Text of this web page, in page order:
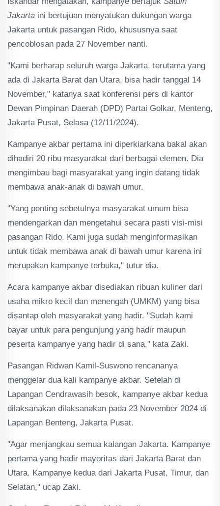
Jakarta ini bertujuan menyatukan dukungan warga
Jakarta untuk pasangan Rido, khususnya saat
pencoblosan pada 27 November nanti.
"Kami berharap seluruh warga Jakarta, terutama yang
ada di Jakarta Barat dan Utara, bisa hadir tanggal 14
November," katanya saat konferensi pers di kantor
Dewan Pimpinan Daerah (DPD) Partai Golkar, Menteng,
Jakarta Pusat, Selasa (12/11/2024).
Kampanye akbar pertama ini diperkiarkana bakal akan
dihadiri 20 ribu masyarakat dari berbagai elemen. Dia
mengimbau bagi masyarakat yang ingin datang tidak
membawa anak-anak di bawah umur.
"Yang penting sebetulnya masyarakat umum bisa
mendengarkan dan mengetahui secara pasti visi-misi
pasangan Rido. Kami juga sudah menginformasikan
untuk tidak membawa anak di bawah umur karena ini
merupakan kampanye terbuka," tutur dia.
Acara kampanye akbar disediakan ribuan kuliner dari
usaha mikro kecil dan menengah (UMKM) yang bisa
disantap oleh masyarakat yang hadir. "Sudah kami
bayar untuk para pengunjung yang hadir maupun
peserta kampanye yang hadir di sana," kata Zaki.
Pasangan Ridwan Kamil-Suswono rencananya
menggelar dua kali kampanye akbar. Setelah di
Lapangan Cendrawasih besok, kampanye akbar kedua
dilaksanakan dilaksanakan pada 23 November 2024 di
Lapangan Benteng, Jakarta Pusat.
"Agar menjangkau semua kalangan Jakarta. Kampanye
pertama yang hadir mayoritas dari Jakarta Barat dan
Utara. Kampanye kedua dari Jakarta Pusat, Timur, dan
Selatan," ucap Zaki.